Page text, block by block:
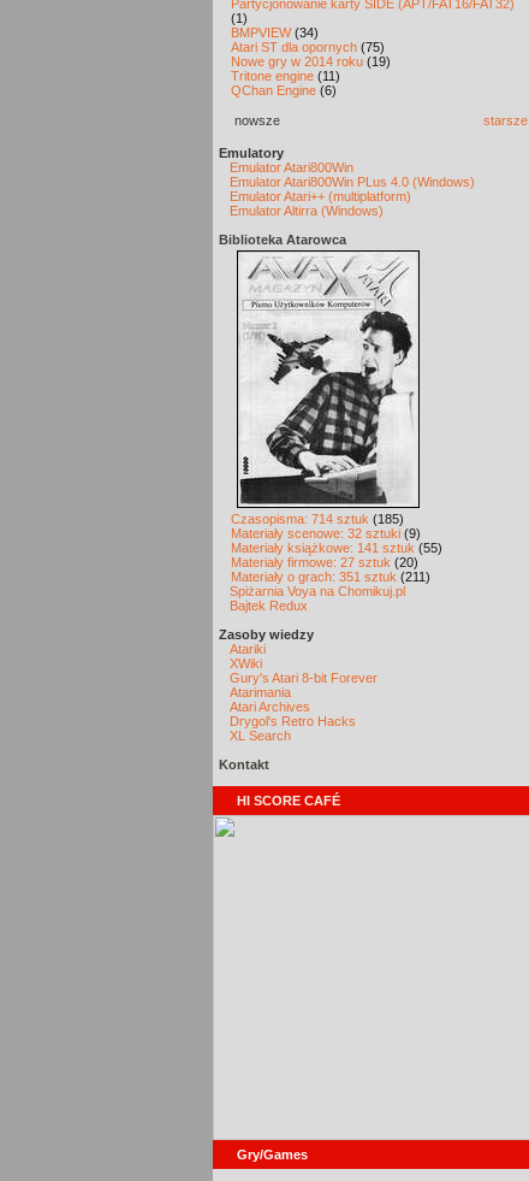
Partycjonowanie karty SIDE (APT/FAT16/FAT32)
(1)
BMPVIEW(34)
Atari ST dla opornych (75)
Nowe gry w 2014 roku (19)
Tritone engine (11)
QChan Engine (6)
nowsze starsze
Emulatory
Emulator Atari800Win
Emulator Atari800Win PLus 4.0 (Windows)
Emulator Atari++ (multiplatform)
Emulator Altirra (Windows)
Biblioteka Atarowca
Czasopisma: 714 sztuk (185)
Materiały scenowe: 32 sztuki (9)
Materiały książkowe: 141 sztuk (55)
Materiały firmowe: 27 sztuk (20)
Materiały o grach: 351 sztuk (211)
Spiżarnia Voya na Chomikuj.pl
Bajtek Redux
Zasoby wiedzy
Atariki
XWiki
Gury's Atari 8-bit Forever
Atarimania
Atari Archives
Drygol's Retro Hacks
XL Search
Kontakt
HI SCORE CAFÉ
Gry/Games